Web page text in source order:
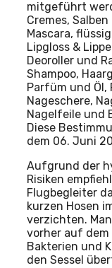
mitgeführt
Cremes,
Mascara,
Lipgloss &
Deoroller und
Shampoo,
Parfüm und Öl,
Nageschere,
Nagelfeile und
Diese
dem 06. Juni
Aufgrund der
Risiken
Flugbegleiter
kurzen Hosen
verzichten.
vorher auf dem
Bakterien und
den Sessel